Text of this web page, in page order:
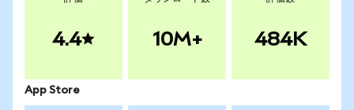
4.4 10M+ 484K
App Store